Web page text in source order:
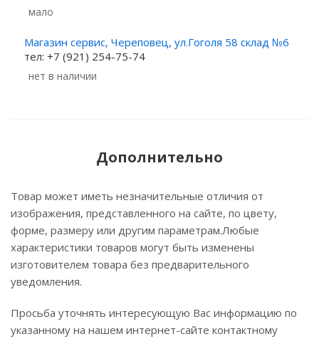
Мало
Магазин сервис, Череповец, ул.Гоголя 58 склад №6
тел: +7 (921) 254-75-74
Нет в наличии
Дополнительно
Товар может иметь незначительные отличия от
изображения, представленного на сайте, по цвету,
форме, размеру или другим параметрам.Любые
характеристики товаров могут быть изменены
изготовителем товара без предварительного
уведомления.
Просьба уточнять интересующую Вас информацию по
указанному на нашем интернет-сайте контактному